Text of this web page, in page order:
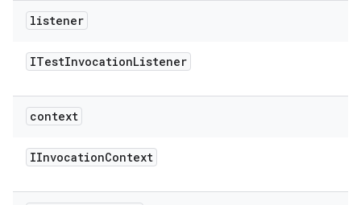
listener
ITestInvocationListener
context
IInvocationContext